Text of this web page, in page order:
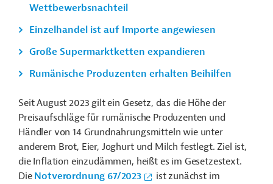
Wettbewerbsnachteil
Einzelhandel ist auf Importe angewiesen
Große Supermarktketten expandieren
Rumänische Produzenten erhalten Beihilfen
Seit August 2023 gilt ein Gesetz, das die Höhe der
Preisaufschläge für rumänische Produzenten und
Händler von 14 Grundnahrungsmitteln wie unter
anderem Brot, Eier, Joghurt und Milch festlegt. Ziel ist,
die Inflation einzudämmen, heißt es im Gesetzestext.
Die Notverordnung 67/2023
ist zunächst im